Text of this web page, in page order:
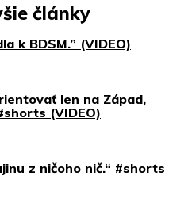
články
k BDSM.” (VIDEO)
len na Západ,
(VIDEO)
z ničoho nič.“ #shorts